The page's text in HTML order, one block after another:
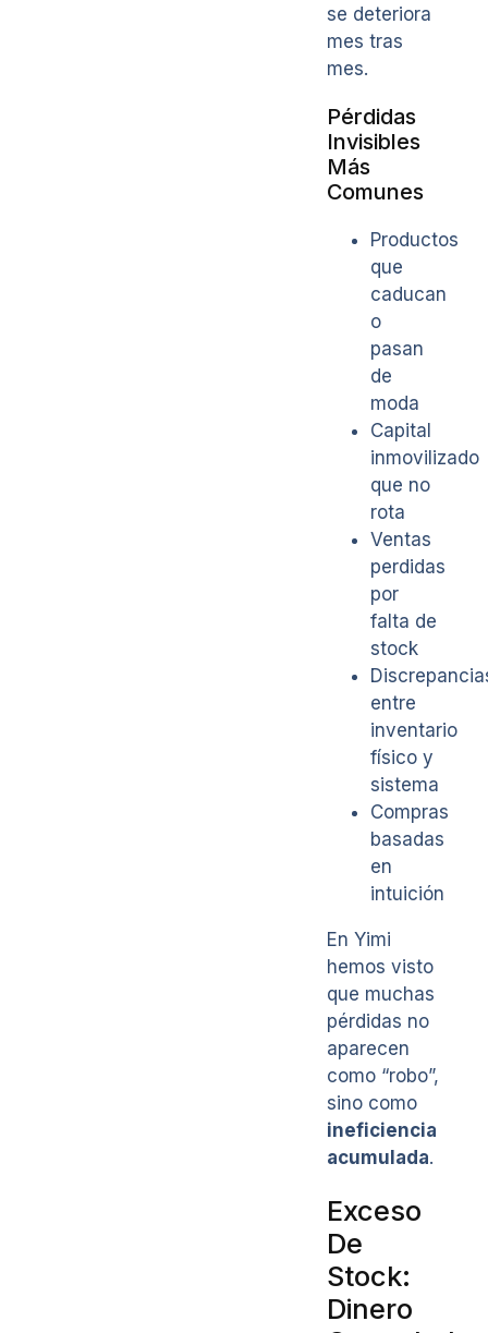
se deteriora
mes tras
mes.
Pérdidas
Invisibles
Más
Comunes
Productos
que
caducan
o
pasan
de
moda
Capital
inmovilizado
que no
rota
Ventas
perdidas
por
falta de
stock
entre
inventario
físico y
sistema
Compras
basadas
en
intuición
En Yimi
hemos visto
que muchas
pérdidas no
aparecen
como “robo”,
sino como
ineficiencia
acumulada.
Exceso
De
Stock:
Dinero